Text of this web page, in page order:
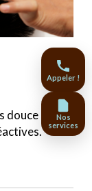
douce pour
Appeler !
Nos
services